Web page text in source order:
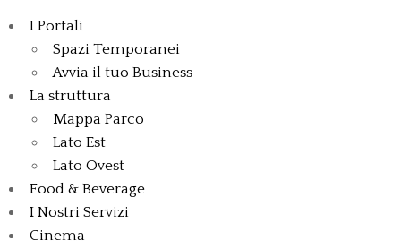
I Portali
Spazi Temporanei
Avvia il tuo Business
La struttura
Mappa Parco
Lato Est
Lato Ovest
Food & Beverage
I Nostri Servizi
Cinema